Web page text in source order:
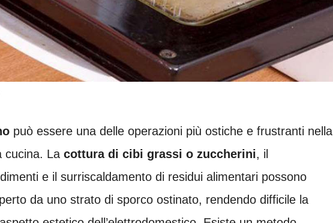
può essere una delle operazioni più ostiche e frustranti nella
cucina. La cottura di cibi grassi o zuccherini, il
e il surriscaldamento di residui alimentari possono
da uno strato di sporco ostinato, rendendo difficile la